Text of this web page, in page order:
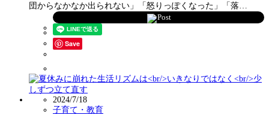
団からなかなか出られない」「怒りっぽくなった」「落…
Post
Save
2024/7/18
子育て・教育